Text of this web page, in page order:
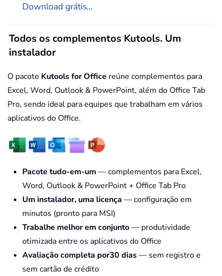
Download grátis...
Todos os complementos Kutools. Um
instalador
O pacote Kutools for Office reúne complementos para
Excel, Word, Outlook & PowerPoint, além do Office Tab
Pro, sendo ideal para equipes que trabalham em vários
aplicativos do Office.
Pacote tudo-em-um — complementos para Excel,
Word, Outlook & PowerPoint + Office Tab Pro
Um instalador, uma licença — configuração em
minutos (pronto para MSI)
Trabalhe melhor em conjunto— produtividade
otimizada entre os aplicativos do Office
Avaliação completa por30 dias— sem registro e
sem cartão de crédito